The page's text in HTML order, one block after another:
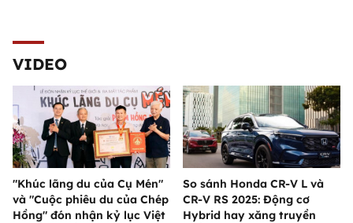
VIDEO
"Khúc lãng du của Cụ Mén"
và "Cuộc phiêu du của Chép
Hồng" đón nhận kỷ lục Việt
So sánh Honda CR-V L và
CR-V RS 2025: Động cơ
Hybrid hay xăng truyền